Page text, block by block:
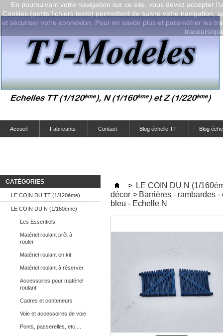
Accueil Fabricants Contact Blog échelle TT Blog
CATÉGORIES
LE COIN DU TT (1/120ème)
LE COIN DU N (1/160ème)
Les Essentiels
Matériel roulant prêt à
rouler
Matériel roulant en kit
Matériel roulant à réserver
Accessoires pour matériel
roulant
Cadres et conteneurs
Voie et accessoires de voie
Ponts, passerelles, etc,...
> LE COIN DU N (1/
décor > Barrières - rambardes -
bleu - Echelle N
En poursuivant votre navigation sur ce site, vous devez accepter
Cookies (petits fichiers texte) permettent de suivre votre navigation,
et sécuriser votre connexion. Pour en savoir plus et paramétrer les
traceurs/